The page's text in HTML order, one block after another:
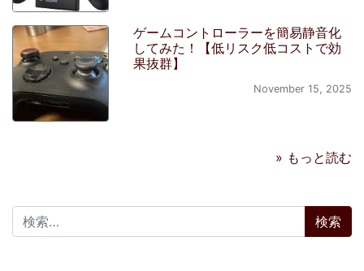
ゲームコントローラーを簡易静音化
してみた！【低リスク低コストで効
果抜群】
November 15, 2025
» もっと読む
検索: